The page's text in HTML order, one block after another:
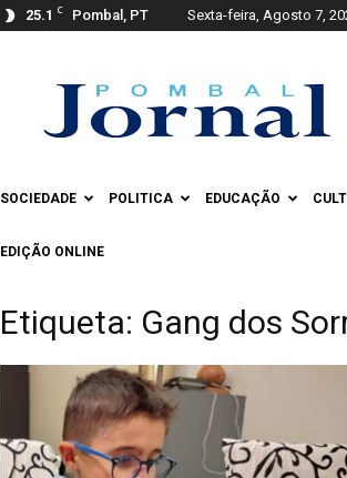
25.1 C Pombal, PT Sexta-feira, Agosto 7,
Jornal
SOCIEDADE POLITICA EDUCAÇÃO
EDIÇÃO ONLINE
Etiqueta: Gang dos